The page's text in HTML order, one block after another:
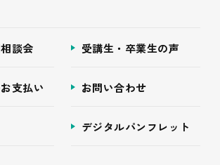
談会 受講生・卒業生の声
支払い お問い合わせ
デジタルパンフレット